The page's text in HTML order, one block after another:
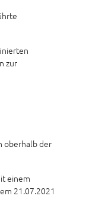
zur
oberhalb der
einem
21.07.2021